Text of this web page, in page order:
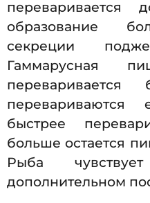
переваривается
образование
секреции
Гаммарусная
переваривается
быстрее
больше остается
Рыба
дополнительном